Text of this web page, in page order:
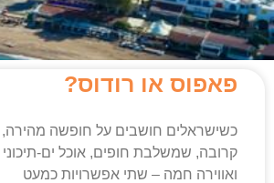
פאפוס או רודוס?
כשישראלים חושבים על חופשה מהירה,
קרובה, שמשלבת חופים, אוכל ים-תיכוני
ואווירה חמה – שתי אפשרויות כמעט